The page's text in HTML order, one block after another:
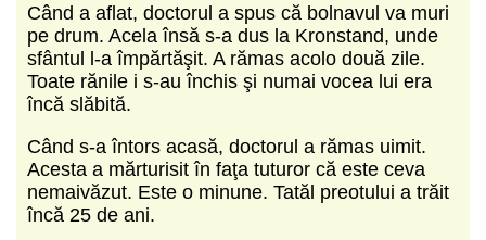
Când a aflat, doctorul a spus că bolnavul va muri
pe drum. Acela însă s-a dus la Kronstand, unde
sfântul l-a împărtăşit. A rămas acolo două zile.
Toate rănile i s-au închis şi numai vocea lui era
încă slăbită.
Când s-a întors acasă, doctorul a rămas uimit.
Acesta a mărturisit în faţa tuturor că este ceva
nemaivăzut. Este o minune. Tatăl preotului a trăit
încă 25 de ani.